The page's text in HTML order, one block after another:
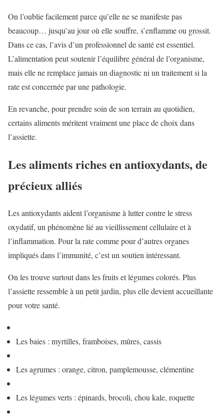
On l’oublie facilement parce qu’elle ne se manifeste pas
beaucoup… jusqu’au jour où elle souffre, s’enflamme ou grossit.
Dans ce cas, l’avis d’un professionnel de santé est essentiel.
L’alimentation peut soutenir l’équilibre général de l’organisme,
mais elle ne remplace jamais un diagnostic ni un traitement si la
rate est concernée par une pathologie.
En revanche, pour prendre soin de son terrain au quotidien,
certains aliments méritent vraiment une place de choix dans
l’assiette.
Les aliments riches en antioxydants, de
précieux alliés
Les antioxydants aident l’organisme à lutter contre le stress
oxydatif, un phénomène lié au vieillissement cellulaire et à
l’inflammation. Pour la rate comme pour d’autres organes
impliqués dans l’immunité, c’est un soutien intéressant.
On les trouve surtout dans les fruits et légumes colorés. Plus
l’assiette ressemble à un petit jardin, plus elle devient accueillante
pour votre santé.
Les baies : myrtilles, framboises, mûres, cassis
Les agrumes : orange, citron, pamplemousse, clémentine
Les légumes verts : épinards, brocoli, chou kale, roquette